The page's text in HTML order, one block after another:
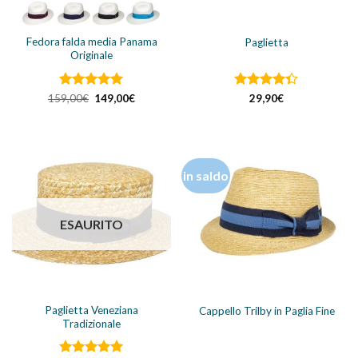
Fedora falda media Panama
Originale
Valutato5
159,00€ Il
prezzo
149,00€Il
Paglietta
Valutato
29,90€
ESAURITO
Paglietta Veneziana
Tradizionale
in saldo
Cappello Trilby in Paglia Fine